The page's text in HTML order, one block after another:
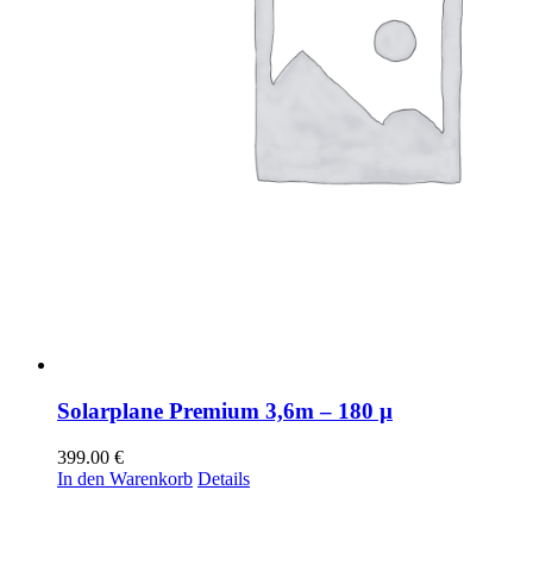
Solarplane Premium 3,6m – 180 µ
399.00 €
In den Warenkorb Details